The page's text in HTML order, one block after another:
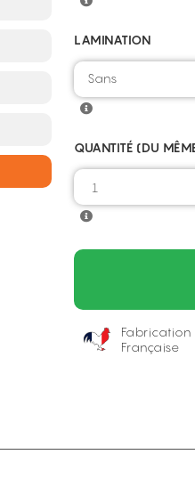
LAMINATION
Sans
QUANTITÉ (DU
Fabrication
Française